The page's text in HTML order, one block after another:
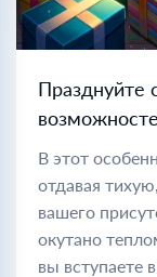
Празднуйте
В этот
отдавая
вашего
окутано
вы вступаете